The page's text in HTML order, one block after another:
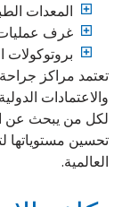
المعدات
غرف
بروتوكولات
تعتمد مراكز
والاعتمادات
لكل من يبحث عن
تحسين مستوياتها
العالمية.